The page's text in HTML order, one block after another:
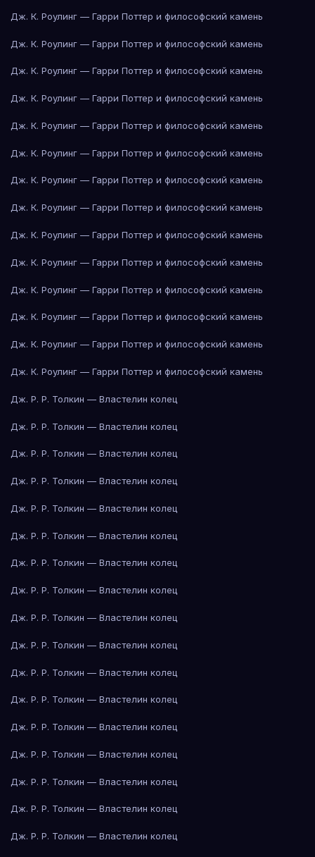
Дж. К. Роулинг — Гарри Поттер и философский камень
Дж. К. Роулинг — Гарри Поттер и философский камень
Дж. К. Роулинг — Гарри Поттер и философский камень
Дж. К. Роулинг — Гарри Поттер и философский камень
Дж. К. Роулинг — Гарри Поттер и философский камень
Дж. К. Роулинг — Гарри Поттер и философский камень
Дж. К. Роулинг — Гарри Поттер и философский камень
Дж. К. Роулинг — Гарри Поттер и философский камень
Дж. К. Роулинг — Гарри Поттер и философский камень
Дж. К. Роулинг — Гарри Поттер и философский камень
Дж. К. Роулинг — Гарри Поттер и философский камень
Дж. К. Роулинг — Гарри Поттер и философский камень
Дж. К. Роулинг — Гарри Поттер и философский камень
Дж. К. Роулинг — Гарри Поттер и философский камень
Дж. Р. Р. Толкин — Властелин колец
Дж. Р. Р. Толкин — Властелин колец
Дж. Р. Р. Толкин — Властелин колец
Дж. Р. Р. Толкин — Властелин колец
Дж. Р. Р. Толкин — Властелин колец
Дж. Р. Р. Толкин — Властелин колец
Дж. Р. Р. Толкин — Властелин колец
Дж. Р. Р. Толкин — Властелин колец
Дж. Р. Р. Толкин — Властелин колец
Дж. Р. Р. Толкин — Властелин колец
Дж. Р. Р. Толкин — Властелин колец
Дж. Р. Р. Толкин — Властелин колец
Дж. Р. Р. Толкин — Властелин колец
Дж. Р. Р. Толкин — Властелин колец
Дж. Р. Р. Толкин — Властелин колец
Дж. Р. Р. Толкин — Властелин колец
Дж. Р. Р. Толкин — Властелин колец